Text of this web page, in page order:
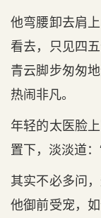
他弯腰卸去肩
看去，只见四
青云脚步匆匆
热闹非凡。
年轻的太医脸
置下，淡淡道
其实不必多问
他御前受宠，